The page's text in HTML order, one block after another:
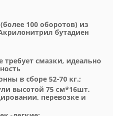
100 оборотов) из
бутадиен
требует смазки, идеально
в сборе 52-70 кг.;
высотой 75 см*16шт.
перевозке и